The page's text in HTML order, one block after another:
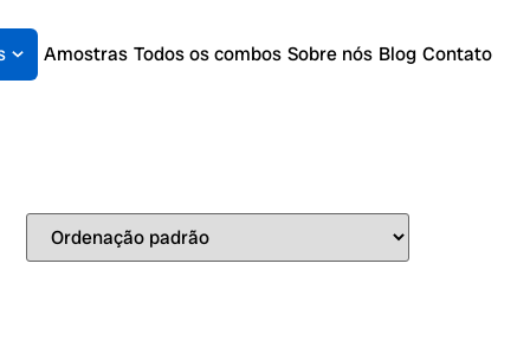
Amostras Todos os combos Sobre nós Blog Contato